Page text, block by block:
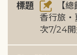
標題
【
香行旅
次7/24